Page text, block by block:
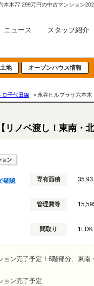
ニュース スタッフ紹介
土地 オープンハウス情報
ロ千代田線 > 永谷ヒルプラザ六本木
ノベ渡し！東南・北
確認
専有面積 35.93
管理費等
間取り
ョン完了予定！6階部分、東南
ョン完了予定